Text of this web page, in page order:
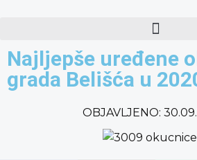
Najljepše uređene
grada Belišća u
OBJAVLJENO: